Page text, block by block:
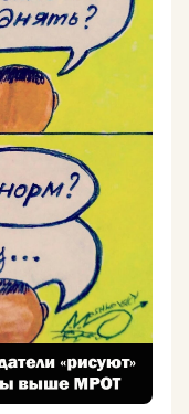
политические
к ядерным
нацизма •
долг
кто пытается
миру правила,
Все
и мнения
ресурсах